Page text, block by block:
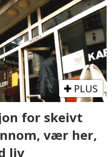
PLUS
for skeivt
vær her,
liv